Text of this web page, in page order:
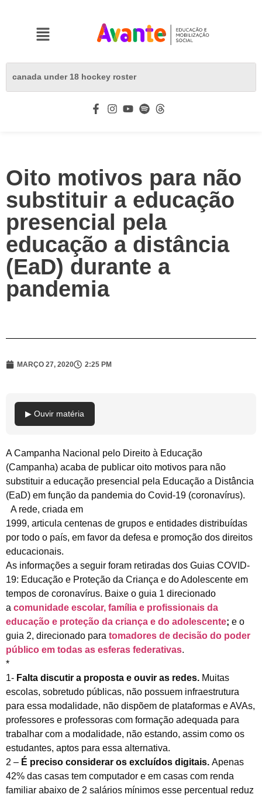
Oito motivos para não
substituir a educação
presencial pela
educação a distância
(EaD) durante a
pandemia
MARÇO 27, 2020 2:25 PM
▶ Ouvir matéria
A Campanha Nacional pelo Direito à Educação
(Campanha) acaba de publicar oito motivos para não
substituir a educação presencial pela Educação a Distância
(EaD) em função da pandemia do Covid-19 (coronavírus).
A rede, criada em
1999, articula centenas de grupos e entidades distribuídas
por todo o país, em favor da defesa e promoção dos direitos
educacionais.
As informações a seguir foram retiradas dos Guias COVID-
19: Educação e Proteção da Criança e do Adolescente em
tempos de coronavírus. Baixe o guia 1 direcionado
a comunidade escolar, família e profissionais da
educação e proteção da criança e do adolescente; e o
guia 2, direcionado para tomadores de decisão do poder
público em todas as esferas federativas.
*
1- Falta discutir a proposta e ouvir as redes. Muitas
escolas, sobretudo públicas, não possuem infraestrutura
para essa modalidade, não dispõem de plataformas e AVAs,
professores e professoras com formação adequada para
trabalhar com a modalidade, não estando, assim como os
estudantes, aptos para essa alternativa.
2 – É preciso considerar os excluídos digitais. Apenas
42% das casas tem computador e em casas com renda
familiar abaixo de 2 salários mínimos esse percentual reduz